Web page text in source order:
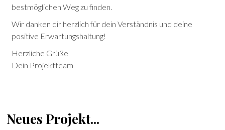
bestmöglichen Weg zu finden.
Wir danken dir herzlich für dein Verständnis und deine
positive Erwartungshaltung!
Herzliche Grüße
Dein Projektteam
Neues Projekt...